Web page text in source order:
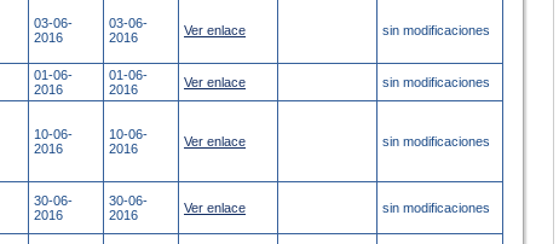
03-06-
2016
03-06-
2016
Ver enlace sin modificaciones
01-06-
2016
01-06-
2016
Ver enlace sin modificaciones
10-06-
2016
10-06-
2016
Ver enlace sin modificaciones
30-06-
2016
30-06-
2016
Ver enlace sin modificaciones